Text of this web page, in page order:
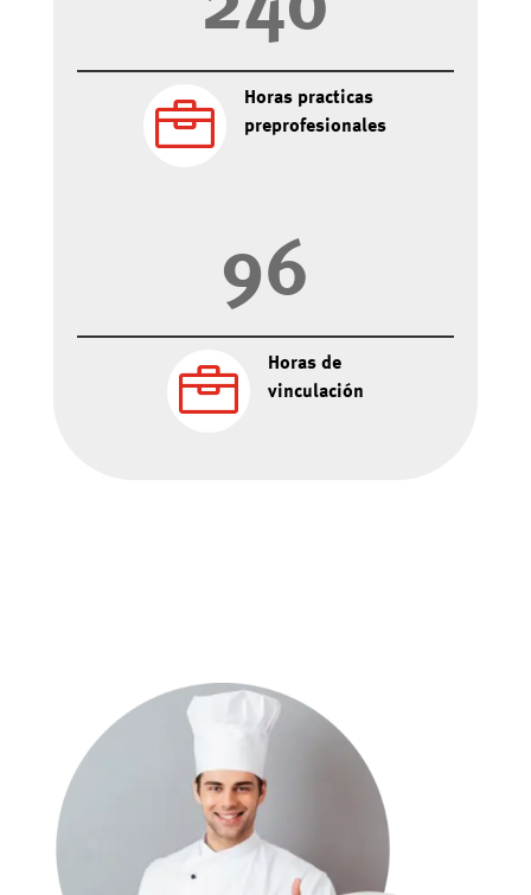

Horas practicas
preprofesionales
96

Horas de
vinculación